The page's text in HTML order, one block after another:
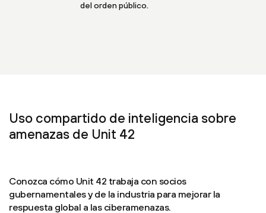
del orden público.
Uso compartido de inteligencia sobre
amenazas de Unit 42
Conozca cómo Unit 42 trabaja con socios
gubernamentales y de la industria para mejorar la
respuesta global a las ciberamenazas.